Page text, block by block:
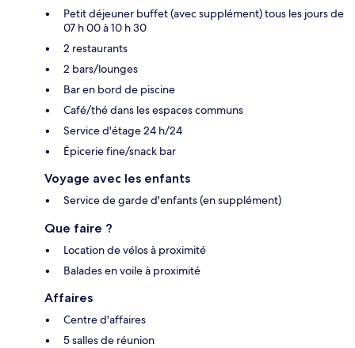
Petit déjeuner buffet (avec supplément) tous les jours de
07 h 00 à 10 h 30
2 restaurants
2 bars/lounges
Bar en bord de piscine
Café/thé dans les espaces communs
Service d'étage 24 h/24
Épicerie fine/snack bar
Voyage avec les enfants
Service de garde d'enfants (en supplément)
Que faire ?
Location de vélos à proximité
Balades en voile à proximité
Affaires
Centre d'affaires
5 salles de réunion